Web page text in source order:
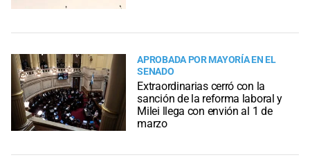
APROBADA POR MAYORÍA EN EL
SENADO
Extraordinarias cerró con la
sanción de la reforma laboral y
Milei llega con envión al 1 de
marzo